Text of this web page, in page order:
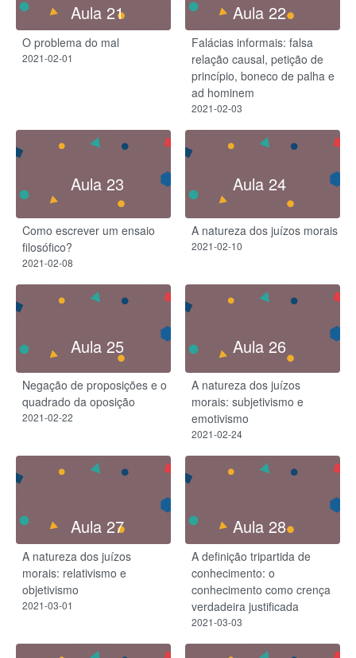
Aula 21
O problema do mal
2021-02-01
Aula 22
Falácias informais: falsa
relação causal, petição de
princípio, boneco de palha e
ad hominem
2021-02-03
Aula 23
Como escrever um ensaio
filosófico?
2021-02-08
Aula 24
A natureza dos juízos morais
2021-02-10
Aula 25
Negação de proposições e o
quadrado da oposição
2021-02-22
Aula 26
A natureza dos juízos
morais: subjetivismo e
emotivismo
2021-02-24
Aula 27
A natureza dos juízos
morais: relativismo e
objetivismo
2021-03-01
Aula 28
A definição tripartida de
conhecimento: o
conhecimento como crença
verdadeira justificada
2021-03-03